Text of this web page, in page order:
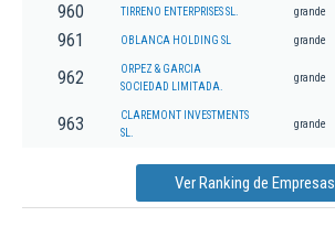
960 TIRRENO ENTERPRISES SL. grande
961 OBLANCA HOLDING SL grande
962
ORPEZ & GARCIA
SOCIEDAD LIMITADA.
grande
963
CLAREMONT INVESTMENTS
SL.
grande
Ver Ranking de